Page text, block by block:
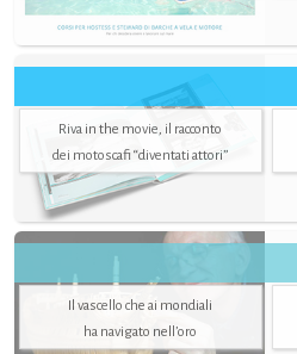
Riva in the movie, il racconto
dei motoscafi “diventati attori”
Il vascello che ai mondiali
ha navigato nell’oro